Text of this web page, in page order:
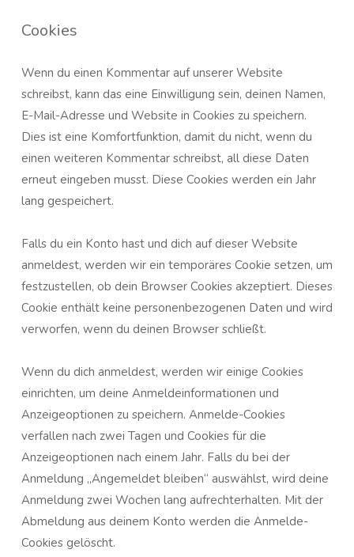
Cookies
Wenn du einen Kommentar auf unserer Website
schreibst, kann das eine Einwilligung sein, deinen Namen,
E-Mail-Adresse und Website in Cookies zu speichern.
Dies ist eine Komfortfunktion, damit du nicht, wenn du
einen weiteren Kommentar schreibst, all diese Daten
erneut eingeben musst. Diese Cookies werden ein Jahr
lang gespeichert.
Falls du ein Konto hast und dich auf dieser Website
anmeldest, werden wir ein temporäres Cookie setzen, um
festzustellen, ob dein Browser Cookies akzeptiert. Dieses
Cookie enthält keine personenbezogenen Daten und wird
verworfen, wenn du deinen Browser schließt.
Wenn du dich anmeldest, werden wir einige Cookies
einrichten, um deine Anmeldeinformationen und
Anzeigeoptionen zu speichern. Anmelde-Cookies
verfallen nach zwei Tagen und Cookies für die
Anzeigeoptionen nach einem Jahr. Falls du bei der
Anmeldung „Angemeldet bleiben“ auswählst, wird deine
Anmeldung zwei Wochen lang aufrechterhalten. Mit der
Abmeldung aus deinem Konto werden die Anmelde-
Cookies gelöscht.